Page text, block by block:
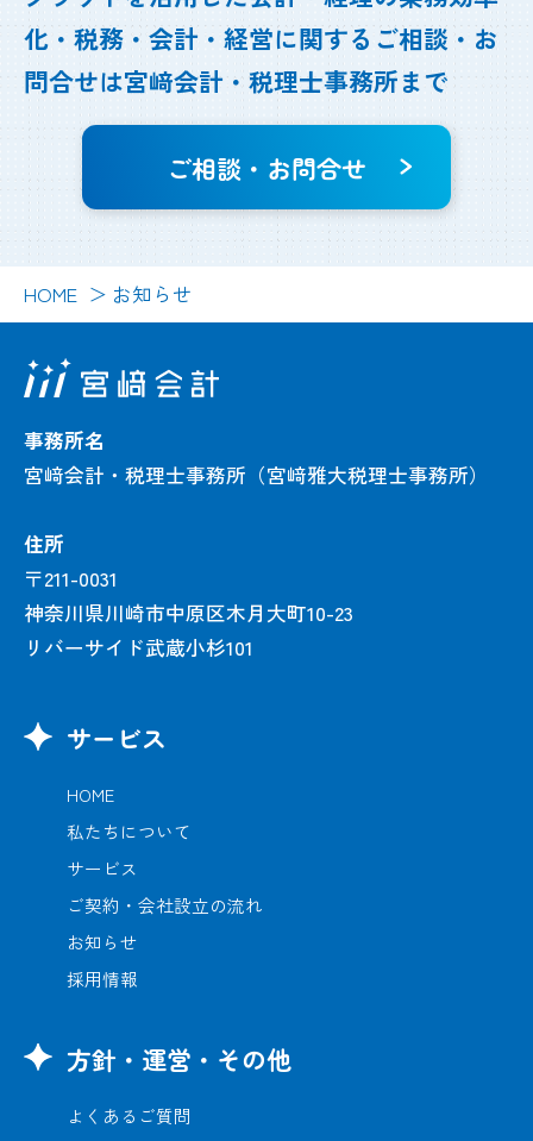
化・税務・会計・経営に関するご相談・お
問合せは宮﨑会計・税理士事務所まで
ご相談・お問合せ
HOME お知らせ
事務所名
宮﨑会計・税理士事務所（宮﨑雅大税理士事務所）
住所
〒211-0031
神奈川県川崎市中原区木月大町10-23
リバーサイド武蔵小杉101
サービス
HOME
私たちについて
サービス
ご契約・会社設立の流れ
お知らせ
採用情報
方針・運営・その他
よくあるご質問